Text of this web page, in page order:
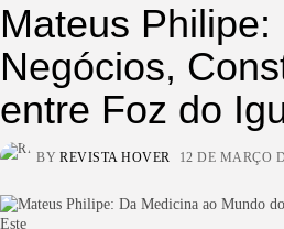
Mateus
Negócios,
entre Foz do
BY REVISTA HOVER 12 DE MARÇO